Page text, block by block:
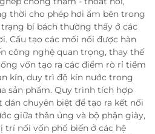
thời cho phép hơi ẩm bên trong
bí bách thường thấy ở các
Cấu tạo các mối nối được hàn
công nghệ quan trọng, thay thế
vốn tạo ra các điểm rò rỉ tiềm
kín, duy trì độ kín nước trong
sản phẩm. Quy trình tích hợp
chuyên biệt để tạo ra kết nối
giữa thân ủng và bộ phận giày,
trí nối vốn phổ biến ở các hệ